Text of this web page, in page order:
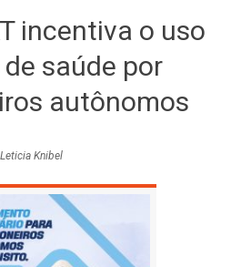
incentiva o uso
saúde por
autônomos
Leticia Knibel